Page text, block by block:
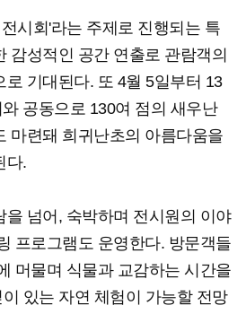
시회'라는 주제로 진행되는 특
감성적인 공간 연출로 관람객의
기대된다. 또 4월 5일부터 13
공동으로 130여 점의 새우난
마련돼 희귀난초의 아름다움을
다.
을 넘어, 숙박하며 전시원의 이야
프로그램도 운영한다. 방문객들
머물며 식물과 교감하는 시간을
있는 자연 체험이 가능할 전망